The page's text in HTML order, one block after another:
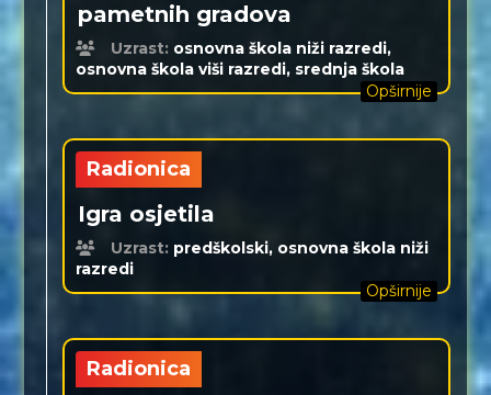
pametnih gradova
Uzrast: osnovna škola niži razredi,
osnovna škola viši razredi, srednja škola
Opširnije
Radionica
Igra osjetila
Uzrast: predškolski, osnovna škola niži
razredi
Opširnije
Radionica